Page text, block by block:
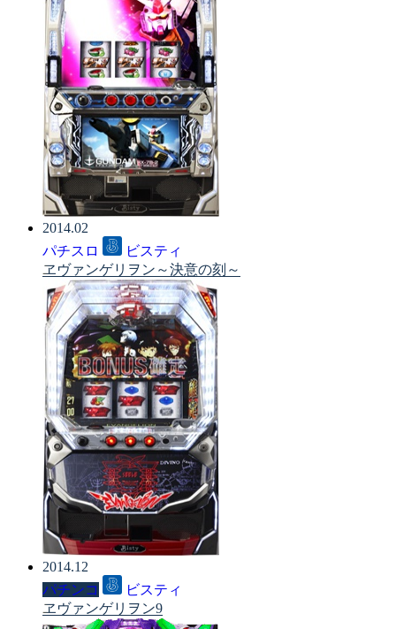
2014.02
パチスロ
ビスティ
ヱヴァンゲリヲン～決意の刻～
2014.12
パチンコ
ビスティ
ヱヴァンゲリヲン9